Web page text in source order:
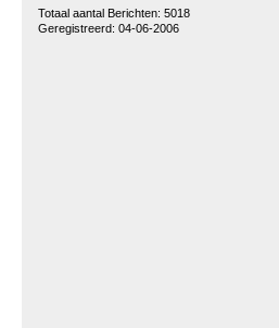
Totaal aantal Berichten: 5018
Geregistreerd: 04-06-2006